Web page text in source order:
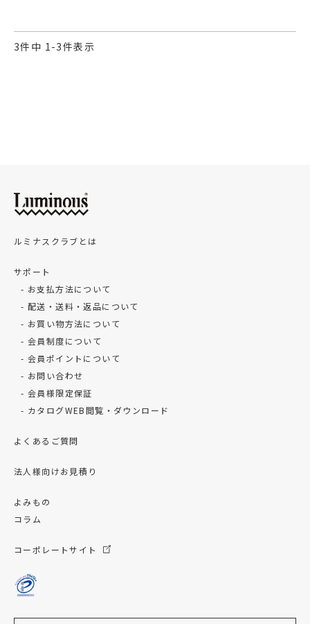
3件中 1 -3件表示
ルミナスクラブとは
サポート
お支払方法について
配送・送料・返品について
お買い物方法について
会員制度について
会員ポイントについて
お問い合わせ
会員様限定保証
カタログWEB閲覧・ダウンロード
よくあるご質問
法人様向けお見積り
よみもの
コラム
コーポレートサイト